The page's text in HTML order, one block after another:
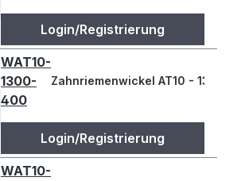
Login/Registrierung
WAT10-
1300-
400
Zahnriemenwickel AT10 - 1300
Login/Registrierung
WAT10-